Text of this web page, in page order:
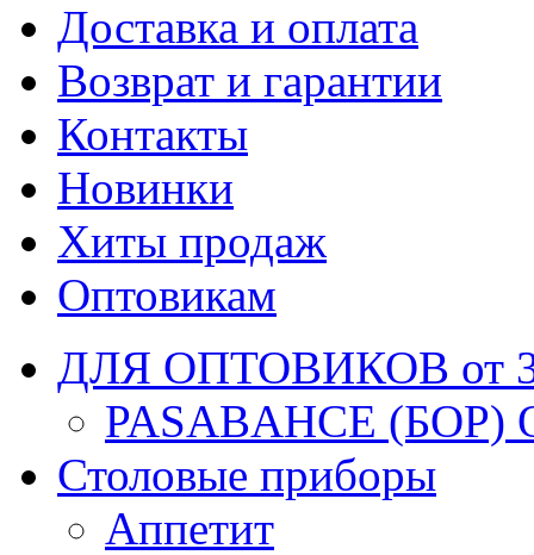
Доставка и оплата
Возврат и гарантии
Контакты
Новинки
Хиты продаж
Оптовикам
ДЛЯ ОПТОВИКОВ от
PASABAHCE (БОР)
Столовые приборы
Аппетит